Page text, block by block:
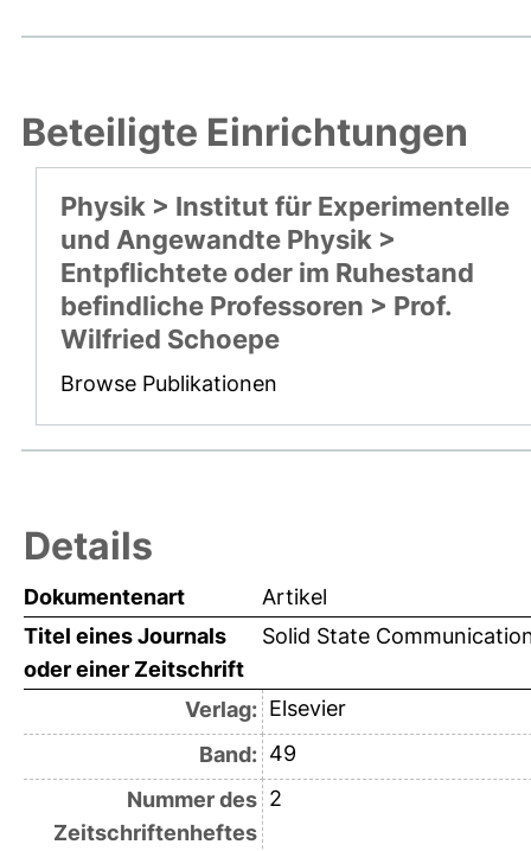
Beteiligte Einrichtungen
Physik > Institut für Experimentelle
und Angewandte Physik >
Entpflichtete oder im Ruhestand
befindliche Professoren > Prof.
Wilfried Schoepe
Browse Publikationen
Details
Dokumentenart
Artikel
Titel eines Journals
oder einer Zeitschrift
Solid State
Verlag: Elsevier
Band: 49
Nummer des
Zeitschriftenheftes
2